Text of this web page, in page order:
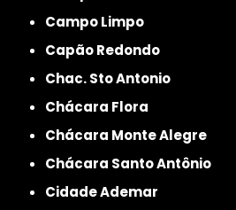
Campo Limpo
Capão Redondo
Chac. Sto Antonio
Chácara Flora
Chácara Monte Alegre
Chácara Santo Antônio
Cidade Ademar